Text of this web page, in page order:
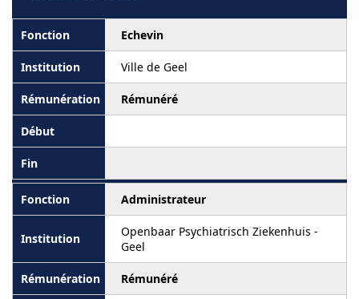
Echevin
Ville de Geel
Rémunéré
Administrateur
Openbaar Psychiatrisch Ziekenhuis -
Geel
Rémunéré